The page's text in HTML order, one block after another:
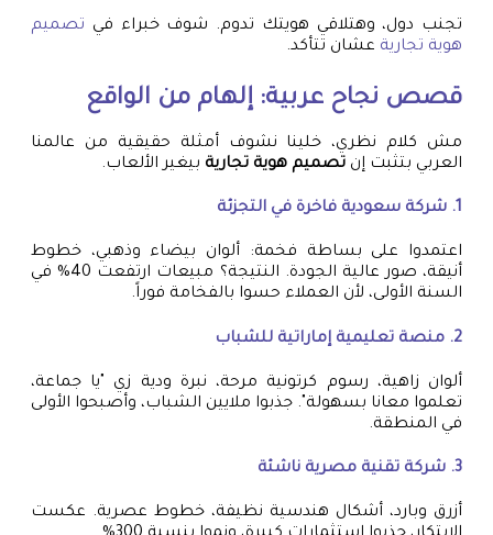
تجنب دول، وهتلاقي هويتك تدوم. شوف خبراء في تصميم
هوية تجارية عشان تتأكد.
قصص نجاح عربية: إلهام من الواقع
مش كلام نظري، خلينا نشوف أمثلة حقيقية من عالمنا
العربي بتثبت إن تصميم هوية تجارية بيغير الألعاب.
1. شركة سعودية فاخرة في التجزئة
اعتمدوا على بساطة فخمة: ألوان بيضاء وذهبي، خطوط
أنيقة، صور عالية الجودة. النتيجة؟ مبيعات ارتفعت 40% في
السنة الأولى، لأن العملاء حسوا بالفخامة فوراً.
2. منصة تعليمية إماراتية للشباب
ألوان زاهية، رسوم كرتونية مرحة، نبرة ودية زي "يا جماعة،
تعلموا معانا بسهولة". جذبوا ملايين الشباب، وأصبحوا الأولى
في المنطقة.
3. شركة تقنية مصرية ناشئة
أزرق وبارد، أشكال هندسية نظيفة، خطوط عصرية. عكست